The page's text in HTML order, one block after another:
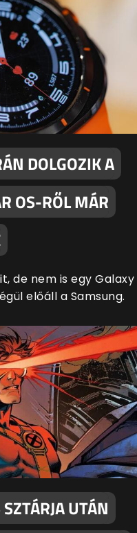
DOLGOZIK A
OS-RŐL MÁR
de nem is egy Galaxy
előáll a Samsung.
UTÁN